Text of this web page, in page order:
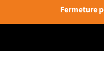
Fermeture